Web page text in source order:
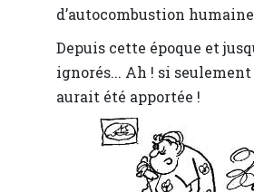
d’autocombustion
Depuis cette époque et
ignorés... Ah ! si
aurait été apportée !